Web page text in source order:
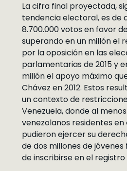
La cifra final proyectada,
tendencia electoral, es de
8.700.000 votos en favor
superando en un millón el
por la oposición en las
parlamentarias de 2015 y
millón el apoyo máximo
Chávez en 2012. Estos
un contexto de
Venezuela, donde al
venezolanos residentes
pudieron ejercer su
de dos millones de
de inscribirse en el